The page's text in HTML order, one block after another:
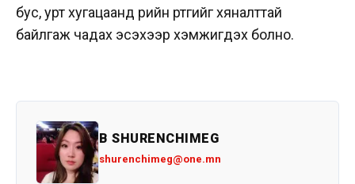
бус, урт хугацаанд өрийн өртгийг хяналттай
байлгаж чадах эсэхээр хэмжигдэх болно.
B SHURENCHIMEG
shurenchimeg@one.mn